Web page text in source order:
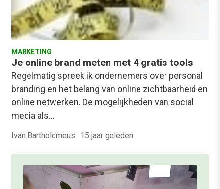
MARKETING
Je online brand meten met 4 gratis tools
Regelmatig spreek ik ondernemers over personal
branding en het belang van online zichtbaarheid en
online netwerken. De mogelijkheden van social
media als…
Ivan Bartholomeus · 15 jaar geleden